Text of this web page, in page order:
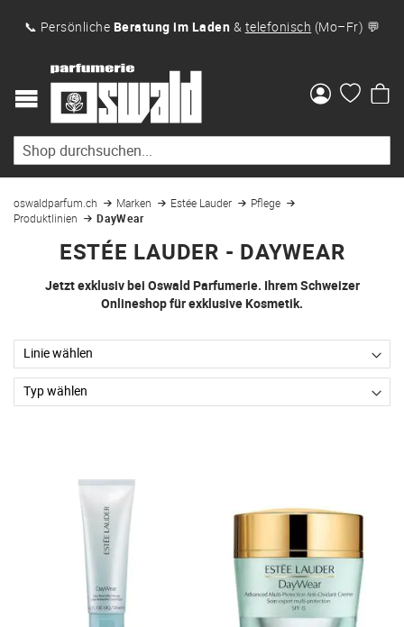
📞 Persönliche Beratung im Laden & telefonisch (Mo–Fr) 💬
oswaldparfum.ch Marken Estée Lauder
Pflege
Produktlinien
DayWear
ESTÉE LAUDER - DAYWEAR
Jetzt exklusiv bei Oswald Parfumerie. Ihrem Schweizer
Onlineshop für exklusive Kosmetik.